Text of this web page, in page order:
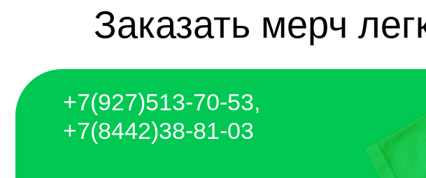
+7(8442)38-81-03
чат telegram
чат whatsapp
mirnagrad-vlg@yandex.ru
mir_nagrad@mail.ru